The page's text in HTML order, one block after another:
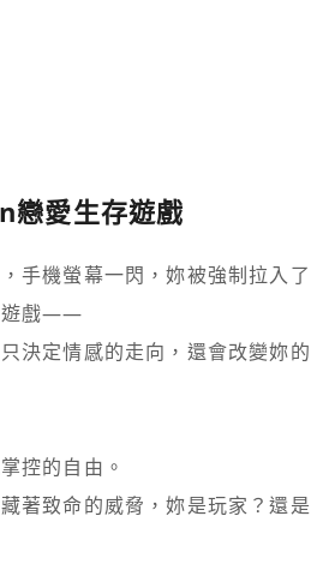
愛生存遊戲
手機螢幕一閃，妳被強制拉入了
遊戲——
決定情感的走向，還會改變妳的
控的自由。
著致命的威脅，妳是玩家？還是